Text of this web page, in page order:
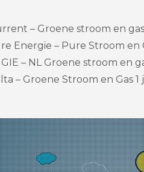
– Groene stroom en
Energie – Pure Stroom en
– NL Groene stroom en
– Groene Stroom en Gas 1